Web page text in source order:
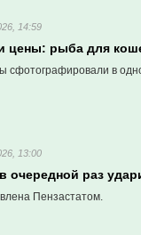
14:59
цены: рыба для
сфотографировали в
13:00
очередной раз
Пензастатом.